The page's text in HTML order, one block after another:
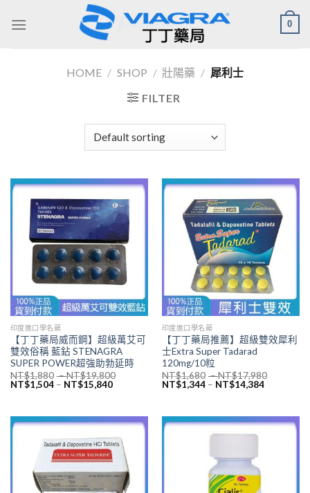
0
HOME / SHOP / 壯陽藥 / 犀利士
FILTER
印度進口學名藥
【丁丁藥局威而鋼】超級萬艾可
雙效俗稱 藍鉆 STENAGRA
SUPER POWER超強助勃延時
NT$1,880 –NT$19,800
NT$1,504– NT$15,840
印度進口學名藥
【丁丁藥局推薦】超級雙效犀利
士Extra Super Tadarad
120mg/10粒
NT$1,680 –NT$17,980
NT$1,344– NT$14,384